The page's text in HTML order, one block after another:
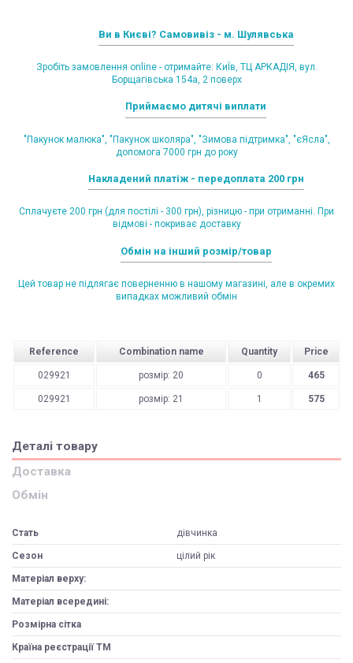
Ви в Києві? Самовивіз - м. Шулявська
Зробіть замовлення online - отримайте: КиЇв, ТЦ АРКАДІЯ, вул.
Борщагівська 154а, 2 поверх
Приймаємо дитячі виплати
"Пакунок малюка", "Пакунок школяра", "Зимова підтримка", "єЯсла",
допомога 7000 грн до року
Накладений платіж - передоплата 200 грн
Сплачуєте 200 грн (для постілі - 300 грн), різницю - при отриманні. При
відмові - покриває доставку
Обмін на інший розмір/товар
Цей товар не підлягає поверненню в нашому магазині, але в окремих
випадках можливий обмін
Reference Combination name Quantity Price
029921 розмір: 20 0 465
029921 розмір: 21 1 575
Деталі товару
Доставка
Обмін
Стать дівчинка
Сезон цілий рік
Матеріал верху:
Матеріал всередині:
Розмірна сітка
Країна реєстрації ТМ